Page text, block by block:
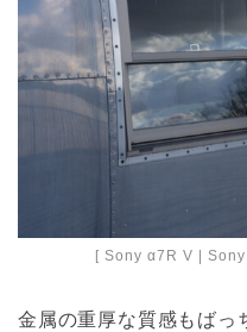
[ Sony α7R V |
金属の重厚な質感もばっ